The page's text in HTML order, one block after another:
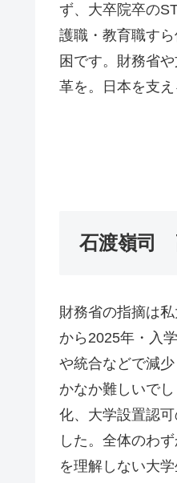
ず、大卒院卒の
護職・教育職す
困です。財務省
革を。日本を支
石渡嶺司
財務省の指摘は
から2025年・入
や統合などで減
かなか難しいで
化、大学設置認
した。全体のわ
を理解しない大